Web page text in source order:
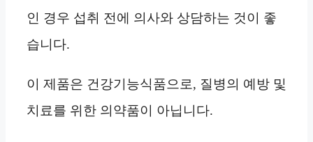
인 경우 섭취 전에 의사와 상담하는 것이 좋
습니다.
이 제품은 건강기능식품으로, 질병의 예방 및
치료를 위한 의약품이 아닙니다.